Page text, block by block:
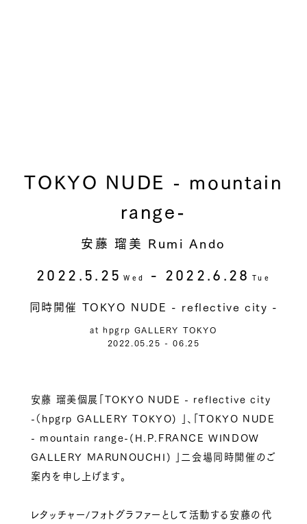
TOKYO NUDE - mountain
range-
安藤 瑠美 Rumi Ando
2022.5.25 Wed - 2022.6.28 Tue
同時開催 TOKYO NUDE - reflective city -
at hpgrp GALLERY TOKYO
2022.05.25 - 06.25
安藤 瑠美個展「TOKYO NUDE - reflective city
-（hpgrp GALLERY TOKYO) 」、「TOKYO NUDE
- mountain range-(H.P.FRANCE WINDOW
GALLERY MARUNOUCHI) 」二会場同時開催のご
案内を申し上げます。
レタッチャー/フォトグラファーとして活動する安藤の代